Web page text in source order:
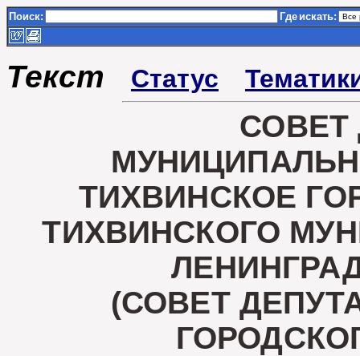
Поиск: Где искать:
Текст Статус
СОВЕТ
ТИХВИНСКОЕ
ТИХВИНСКОГО
(СОВЕТ